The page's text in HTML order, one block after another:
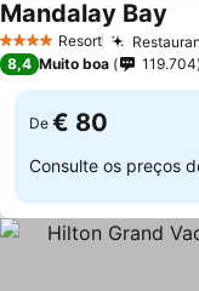
4 EstrelasResort
Mandalay Bay
8,4 Muito boa 119.704
De € 80
Consulte os preços